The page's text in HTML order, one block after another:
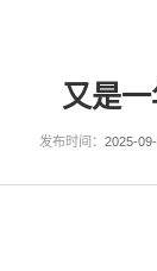
又是
发布时间： 2025-09-